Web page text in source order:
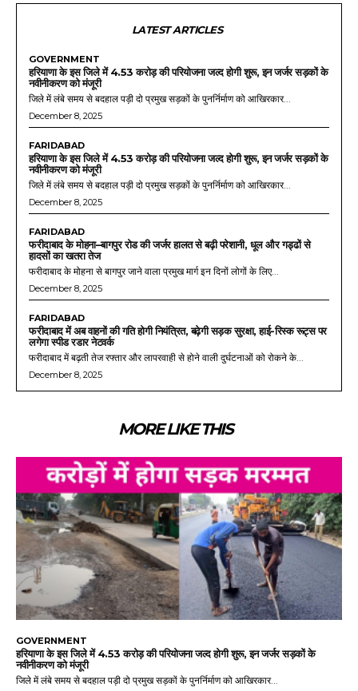
LATEST ARTICLES
GOVERNMENT
हरियाणा के इस जिले में 4.53 करोड़ की परियोजना जल्द होगी शुरू, इन जर्जर सड़कों के
नवीनीकरण को मंजूरी
जिले में लंबे समय से बदहाल पड़ी दो प्रमुख सड़कों के पुनर्निर्माण को आखिरकार...
December 8, 2025
FARIDABAD
हरियाणा के इस जिले में 4.53 करोड़ की परियोजना जल्द होगी शुरू, इन जर्जर सड़कों के
नवीनीकरण को मंजूरी
जिले में लंबे समय से बदहाल पड़ी दो प्रमुख सड़कों के पुनर्निर्माण को आखिरकार...
December 8, 2025
FARIDABAD
फरीदाबाद के मोहना–बागपुर रोड की जर्जर हालत से बढ़ी परेशानी, धूल और गड्ढों से
हादसों का खतरा तेज
फरीदाबाद के मोहना से बागपुर जाने वाला प्रमुख मार्ग इन दिनों लोगों के लिए...
December 8, 2025
FARIDABAD
फरीदाबाद में अब वाहनों की गति होगी नियंत्रित, बढ़ेगी सड़क सुरक्षा, हाई-रिस्क रूट्स पर
लगेगा स्पीड रडार नेटवर्क
फरीदाबाद में बढ़ती तेज रफ्तार और लापरवाही से होने वाली दुर्घटनाओं को रोकने के...
December 8, 2025
MORE LIKE THIS
GOVERNMENT
हरियाणा के इस जिले में 4.53 करोड़ की परियोजना जल्द होगी शुरू, इन जर्जर सड़कों के
नवीनीकरण को मंजूरी
जिले में लंबे समय से बदहाल पड़ी दो प्रमुख सड़कों के पुनर्निर्माण को आखिरकार...